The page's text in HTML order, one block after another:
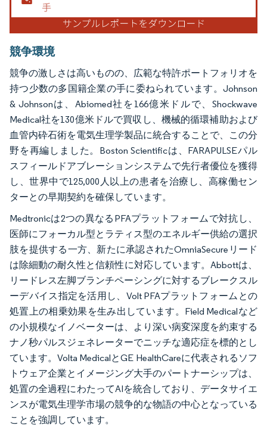
競争環境
競争の激しさは高いものの、広範な特許ポートフォリオを
持つ少数の多国籍企業の手に委ねられています。Johnson
& Johnsonは、Abiomed社を166億米ドルで、Shockwave
Medical社を130億米ドルで買収し、機械的循環補助および
血管内砕石術を電気生理学製品に統合することで、この分
野を再編しました。Boston Scientificは、FARAPULSEパル
スフィールドアブレーションシステムで先行者優位を獲得
し、世界中で125,000人以上の患者を治療し、高稼働セン
ターとの早期契約を確保しています。
Medtronicは2つの異なるPFAプラットフォームで対抗し、
医師にフォーカル型とラティス型のエネルギー供給の選択
肢を提供する一方、新たに承認されたOmniaSecureリード
は除細動の耐久性と信頼性に対応しています。Abbottは、
リードレス左脚ブランチペーシングに対するブレークスル
ーデバイス指定を活用し、Volt PFAプラットフォームとの
処置上の相乗効果を生み出しています。Field Medicalなど
の小規模なイノベーターは、より深い病変深度を約束する
ナノ秒パルスジェネレーターでニッチな適応症を標的とし
ています。Volta MedicalとGE HealthCareに代表されるソフ
トウェア企業とイメージング大手のパートナーシップは、
処置の全過程にわたってAIを統合しており、データサイエ
ンスが電気生理学市場の競争的な物語の中心となっている
ことを強調しています。